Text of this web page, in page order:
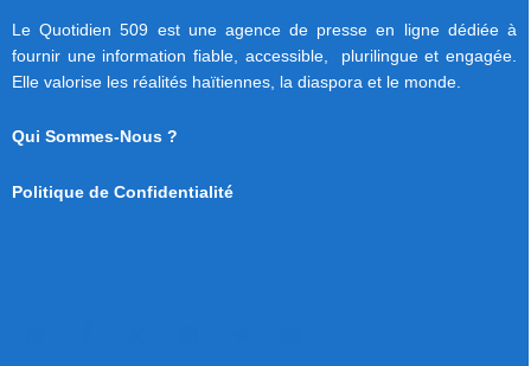
Le Quotidien 509 est une agence de presse en ligne dédiée à
fournir une information fiable, accessible, plurilingue et engagée.
Elle valorise les réalités haïtiennes, la diaspora et le monde.
Qui Sommes-Nous ?
Politique de Confidentialité